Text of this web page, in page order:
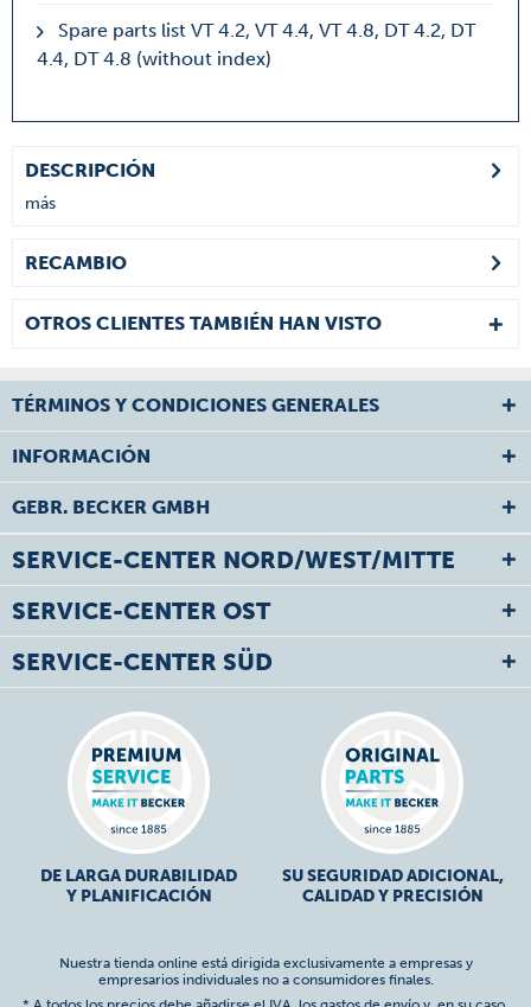
Spare parts list VT 4.2, VT 4.4, VT 4.8, DT 4.2, DT
4.4, DT 4.8 (without index)
DESCRIPCIÓN
más
RECAMBIO
OTROS CLIENTES TAMBIÉN HAN VISTO
TÉRMINOS Y CONDICIONES GENERALES
INFORMACIÓN
GEBR. BECKER GMBH
SERVICE-CENTER NORD/WEST/MITTE
SERVICE-CENTER OST
SERVICE-CENTER SÜD
DE LARGA DURABILIDAD
Y PLANIFICACIÓN
SU SEGURIDAD ADICIONAL,
CALIDAD Y PRECISIÓN
Nuestra tienda online está dirigida exclusivamente a empresas y
empresarios individuales no a consumidores finales.